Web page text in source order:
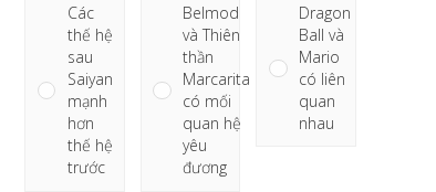
Các
thế hệ
sau
Saiyan
mạnh
hơn
thế hệ
trước
Belmod
và Thiên
thần
Marcarita
có mối
quan hệ
yêu
đương
Dragon
Ball và
Mario
có liên
quan
nhau